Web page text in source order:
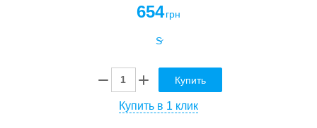
654 грн
Купить
Купить в 1 клик